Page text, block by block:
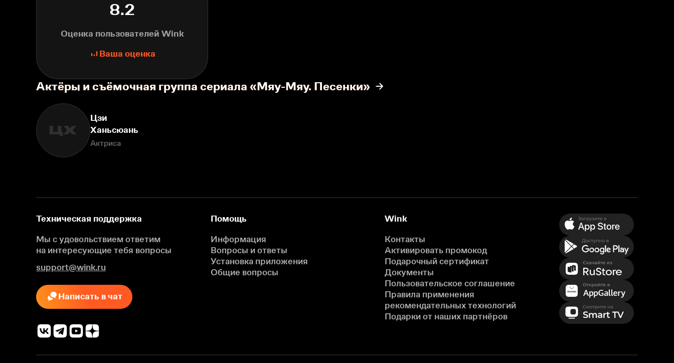
8.2
Оценка пользователей Wink
Ваша оценка
Актёры и съёмочная группа сериала «Мяу-Мяу. Песенки»
ЦХ
Цзи
Ханьсюань
Актриса
Техническая поддержка
Мы с удовольствием ответим
на интересующие тебя вопросы
support@wink.ru
Написать в чат
Помощь
Информация
Вопросы и ответы
Установка приложения
Общие вопросы
Wink
Контакты
Активировать промокод
Подарочный сертификат
Документы
Пользовательское соглашение
Правила применения
рекомендательных технологий
Подарки от наших партнёров